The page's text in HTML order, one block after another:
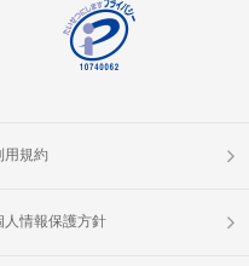
用規約
人情報保護方針